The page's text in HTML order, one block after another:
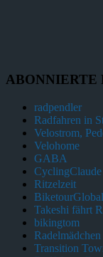
ABONNIERTE
radpendler
Radfahren in
Velostrom,
Velohome
GABA
CyclingClaude
Ritzelzeit
BiketourGlobal
Takeshi fährt
bikingtom
Radelmädchen
Transition